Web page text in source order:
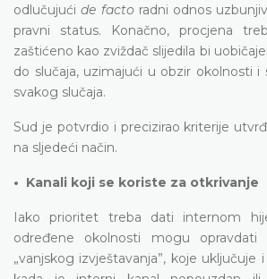
odlučujućide facto radni odnos
pravni status. Konačno, procjena
zaštićeno kao zviždač slijedila bi
do slučaja, uzimajući u obzir okolnosti
svakog slučaja.
Sud je potvrdio i precizirao kriterije
na sljedeći način.
• Kanali koji se koriste za otkrivanje
Iako prioritet treba dati internom
određene okolnosti mogu opravdati
„vanjskog izvještavanja”, koje uključuje